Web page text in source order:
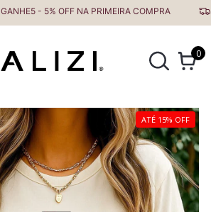
- 5% OFF NA PRIMEIRA COMPRA
0
ATÉ 15% OFF